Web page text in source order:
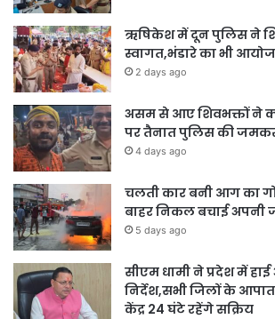
ऋषिकेश में दून पुलिस ने
स्वागत,भंडारे का भी
2 days ago
असम से आए शिवभक्तों ने
पर तैनात पुलिस की
4 days ago
चलती कार बनी आग का
बाहर निकल बचाई अपनी
5 days ago
सीएम धामी ने प्रदेश में
निर्देश,सभी जिलों के
केंद्र 24 घंटे रहेंगे सक्रिय